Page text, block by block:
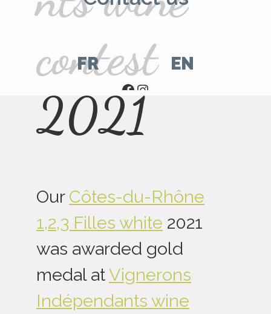
FR EN
Aller
sur
notre
contest
2021
Our Côtes-du-Rhône
1,2,3 Filles white 2021
was awarded gold
medal atVignerons
Indépendants wine